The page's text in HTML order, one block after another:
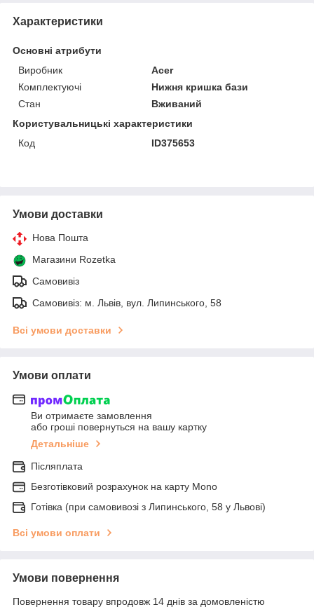
Характеристики
Основні атрибути
Виробник
Acer
Комплектуючі
Нижня кришка бази
Стан
Вживаний
Користувальницькі характеристики
Код
ID375653
Умови доставки
Нова Пошта
Магазини Rozetka
Самовивіз
Самовивіз: м. Львів, вул. Липинського, 58
Всі умови доставки
Умови оплати
Ви отримаєте замовлення
або гроші повернуться на вашу картку
Детальніше
Післяплата
Безготівковий розрахунок на карту Mono
Готівка (при самовивозі з Липинського, 58 у Львові)
Всі умови оплати
Умови повернення
Повернення товару впродовж 14 днів за домовленістю